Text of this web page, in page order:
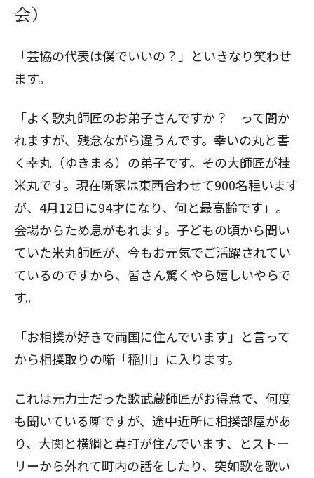
会）
「芸協の代表は僕でいいの？」といきなり笑わせ
ます。
「よく歌丸師匠のお弟子さんですか？ って聞か
れますが、残念ながら違うんです。幸いの丸と書
く幸丸（ゆきまる）の弟子です。その大師匠が桂
米丸です。現在噺家は東西合わせて900名程います
が、4月12日に94才になり、何と最高齢です」。
会場からため息がもれます。子どもの頃から聞い
ていた米丸師匠が、今もお元気でご活躍されてい
ているのですから、皆さん驚くやら嬉しいやらで
す。
「お相撲が好きで両国に住んでいます」と言って
から相撲取りの噺「稲川」に入ります。
これは元力士だった歌武蔵師匠がお得意で、何度
も聞いている噺ですが、途中近所に相撲部屋があ
り、大関と横綱と真打が住んでいます、とストー
リーから外れて町内の話をしたり、突如歌を歌い